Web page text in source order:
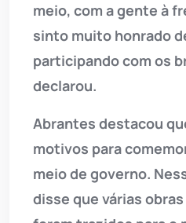
meio, com a gente à
sinto muito honrado
participando com os
declarou.
Abrantes destacou
motivos para
meio de governo.
disse que várias